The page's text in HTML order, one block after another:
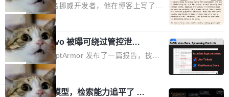
代码起点、解释逻辑，但它经常自信地给出错误
结果——「一块焦炭，上面放了一枝百里香，然
后告诉你这是三分熟。」 判断力仍然是不可替代
的。AI「不能替你定义什么是好，不能决定哪些
取舍可以接受」，也看不出来什么时候结果在技
术上正确、但方向完...
芯片制造工厂。 这就是 Chip Tycoon。 一个黄
色的小车载着一片硅晶圆，穿过 20 栋建筑，从
石英砂一路走到封装好的芯片。晶圆在每一站都
会发生肉眼可见的变化——长晶体、抛光、涂光
刻胶、蚀刻、离子注入、铜互联。公园中央是一
个环形路线，因为芯片制造需要把光刻流程重复
大约 60 次，每次一层。动画里简化为 4 圈。 整
个项目只有一个 HTML 文件。没有构建步骤，没
ux，称“AOSP 已死”
Runarcn 是一名挪威开发者，他在博客上写了一
篇文章，标题很直白：《I'm switching my phon
e from Android to Linux》。 他的核心论点很简
单：AOSP（Android Open Source Project）
已经死了。不是技术上死了，而是作为一个真正
的开源项目死了。Google 把越来越多的核心功
能从 AOSP 移到了闭源的 Google Play Service
s 里，设备树和内核源码被厂商锁死，你能看到
局
Atlassian Rovo 被曝可绕过管控泄露 J
ira 和 Confluence 数据，厂商两个月没
回复
安全公司 PromptArmor 发布了一篇报告，披露
Atlassian 的 AI agent Rovo 存在严重的数据泄
露漏洞：攻击者可以通过 indirect prompt inject
ion（间接提示注入）窃取整个 Atlassian 租户内
局
一个 4B 开源模型，检索能力追平了 G